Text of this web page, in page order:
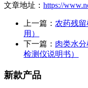
文章地址： https://
上一篇： 农药残
用）
下一篇： 肉类水
检测仪说明书）
新款产品